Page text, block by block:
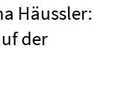
Häussler:
der